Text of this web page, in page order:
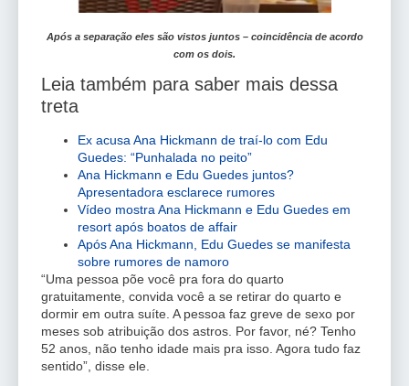
Após a separação eles são vistos juntos – coincidência de acordo
com os dois.
Leia também para saber mais dessa
treta
Ex acusa Ana Hickmann de traí-lo com Edu
Guedes: “Punhalada no peito”
Ana Hickmann e Edu Guedes juntos?
Apresentadora esclarece rumores
Vídeo mostra Ana Hickmann e Edu Guedes em
resort após boatos de affair
Após Ana Hickmann, Edu Guedes se manifesta
sobre rumores de namoro
“Uma pessoa põe você pra fora do quarto
gratuitamente, convida você a se retirar do quarto e
dormir em outra suíte. A pessoa faz greve de sexo por
meses sob atribuição dos astros. Por favor, né? Tenho
52 anos, não tenho idade mais pra isso. Agora tudo faz
sentido”, disse ele.